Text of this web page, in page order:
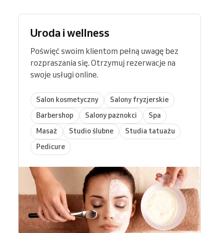
Uroda i wellness
Poświęć swoim klientom pełną uwagę bez
rozpraszania się. Otrzymuj rezerwacje na
swoje usługi online.
Salon kosmetyczny
Salony fryzjerskie
Barbershop
Salony paznokci
Spa
Masaż
Studio ślubne
Studia tatuażu
Pedicure